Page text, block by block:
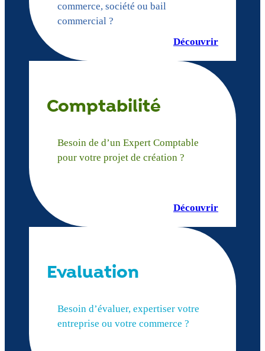
commerce, société ou bail
commercial ?
Découvrir
Comptabilité
Besoin de d’un Expert Comptable
pour votre projet de création ?
Découvrir
Evaluation
Besoin d’évaluer, expertiser votre
entreprise ou votre commerce ?